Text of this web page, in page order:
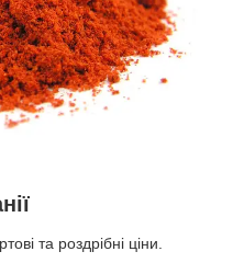
та роздрібні ціни.